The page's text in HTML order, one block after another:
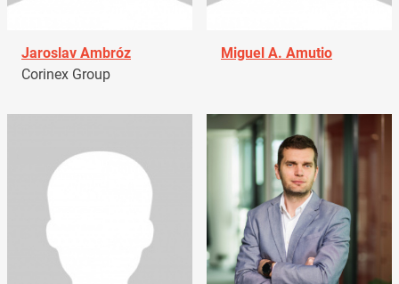
Jaroslav Ambróz
Corinex Group
Miguel A. Amutio